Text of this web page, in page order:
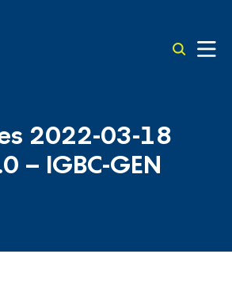
2022-03-18
– IGBC-GEN